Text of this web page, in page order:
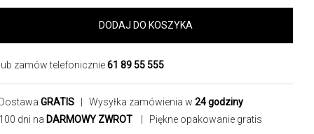
DODAJ DO KOSZYKA
zamów telefonicznie61 89 55 555
GRATIS | Wysyłka zamówienia w 24 godziny
dni na DARMOWY ZWROT | Piękne opakowanie gratis